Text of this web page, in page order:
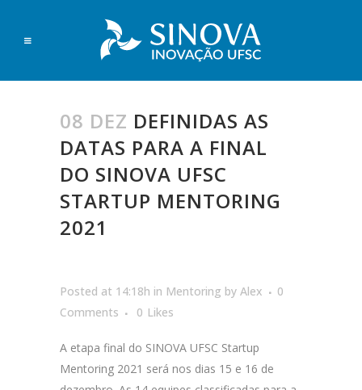
08 DEZ DEFINIDAS AS
DATAS PARA A FINAL
DO SINOVA UFSC
STARTUP MENTORING
2021
Posted at 14:18h in Mentoring by Alex
0
Comments
0 Likes
A etapa final do SINOVA UFSC Startup
Mentoring 2021 será nos dias 15 e 16 de